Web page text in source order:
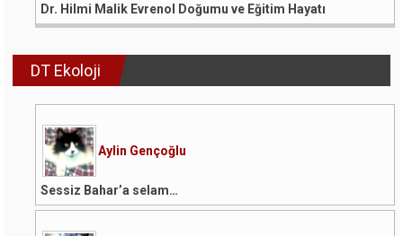
Dr. Hilmi Malik Evrenol Doğumu ve Eğitim Hayatı
DT Ekoloji
Aylin Gençoğlu
Sessiz Bahar’a selam…